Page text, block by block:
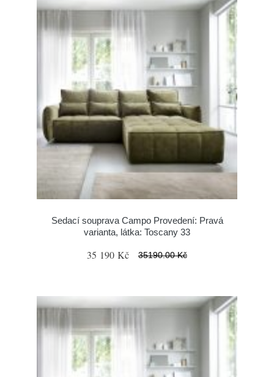
Sedací souprava Campo Provedení: Pravá
varianta, látka: Toscany 33
35 190 Kč 35190.00 Kč